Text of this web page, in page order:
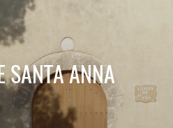
SANTA ANNA